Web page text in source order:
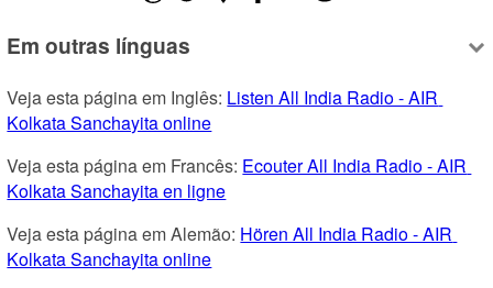
Em outras línguas
Veja esta página em Inglês: Listen All India Radio - AIR
Kolkata Sanchayita online
Veja esta página em Francês: Ecouter All India Radio - AIR
Kolkata Sanchayita en ligne
Veja esta página em Alemão: Hören All India Radio - AIR
Kolkata Sanchayita online